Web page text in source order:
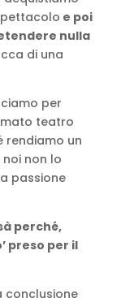
e poi
nulla
di una
per
teatro
rendiamo un
noi non lo
passione
perché,
preso per il
conclusione